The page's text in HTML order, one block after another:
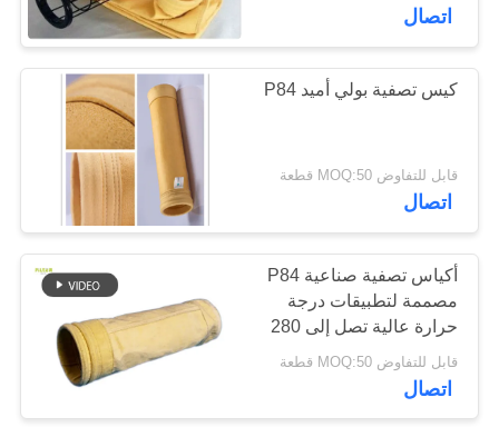
45
أكياس تصفية
Baghouse
53
اتصال
كيس تصفية بولي أميد P84
قابل للتفاوض MOQ:50 قطعة
اتصال
أكياس تصفية صناعية P84
مصممة لتطبيقات درجة
حرارة عالية تصل إلى 280
درجة مئوية في جمع الغبار
قابل للتفاوض MOQ:50 قطعة
اتصال